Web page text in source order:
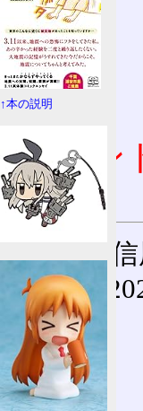
コメン
通
(27-May-
↑本の説明